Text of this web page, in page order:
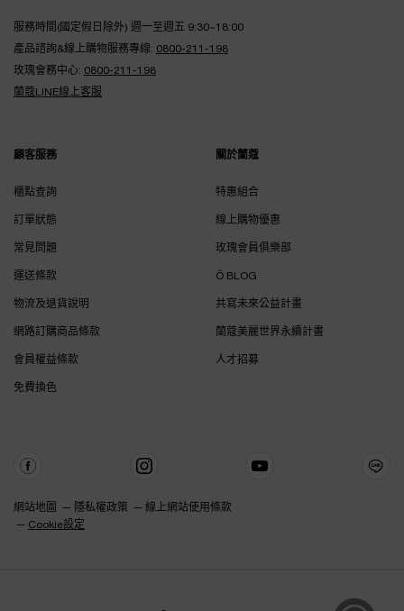
服務時間(國定假日除外) 週一至週五 9:30~18:00
產品諮詢&線上購物服務專線: 0800-211-198
玫瑰會務中心: 0800-211-198
蘭蔻LINE線上客服
顧客服務
櫃點查詢
訂單狀態
常見問題
運送條款
物流及退貨說明
網路訂購商品條款
會員權益條款
免費換色
關於蘭蔻
特惠組合
線上購物優惠
玫瑰會員俱樂部
Ô BLOG
共寫未來公益計畫
蘭蔻美麗世界永續計畫
人才招募
網站地圖 隱私權政策
線上網站使用條款
Cookie設定